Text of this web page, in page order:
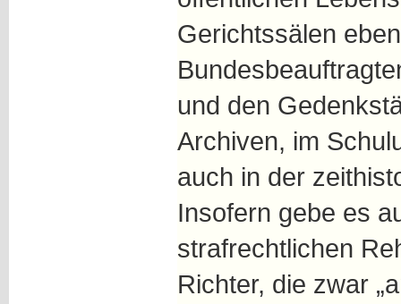
Gerichtssälen
und den
Archiven, im
auch in der
Insofern gebe es
strafrechtlichen
Richter, die zwar